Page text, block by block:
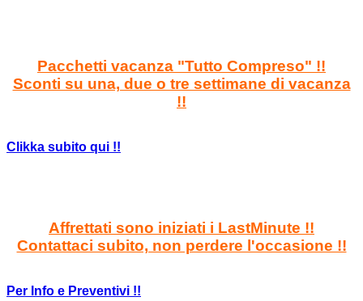
Pacchetti vacanza "Tutto Compreso" !!
Sconti su una, due o tre settimane di vacanza
!!
Clikka subito qui !!
Affrettati sono iniziati i LastMinute !!
Contattaci subito, non perdere l'occasione !!
Per Info e Preventivi !!